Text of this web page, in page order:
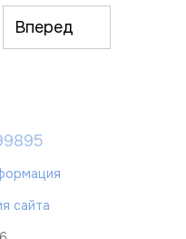
Вперед
сайта